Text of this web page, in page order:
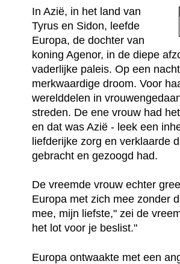
In Azië, in het land van
Tyrus en Sidon, leefde
Europa, de dochter van
koning Agenor, in de diepe
vaderlijke paleis. Op een
merkwaardige droom. Voor
werelddelen in
streden. De ene vrouw had
en dat was Azië - leek een
liefderijke zorg en verklaarde
gebracht en gezoogd had.
De vreemde vrouw echter
Europa met zich mee zonder
mee, mijn liefste," zei de
het lot voor je beslist."
Europa ontwaakte met een